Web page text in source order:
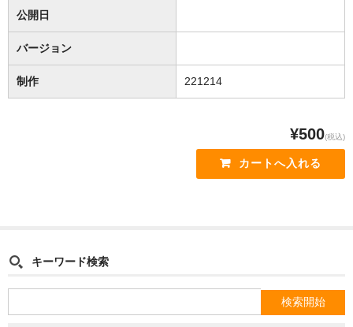
o
k
公開日
バージョン
制作 221214
¥500(税込)
キーワード検索